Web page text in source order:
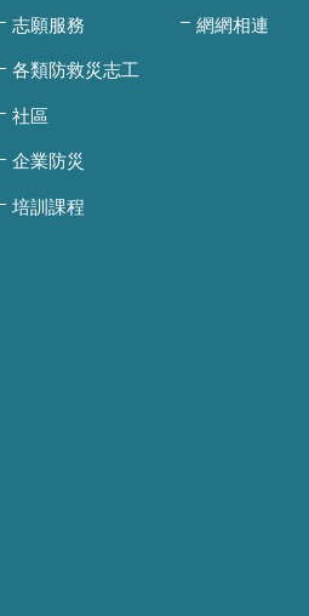
志願服務
各類防救災志工
社區
企業防災
培訓課程
網網相連